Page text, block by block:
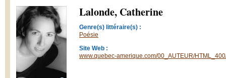
Lalonde, Catherine
Genre(s) littéraire(s) :
Poésie
Site Web :
www.quebec-amerique.com/00_AUTEUR/